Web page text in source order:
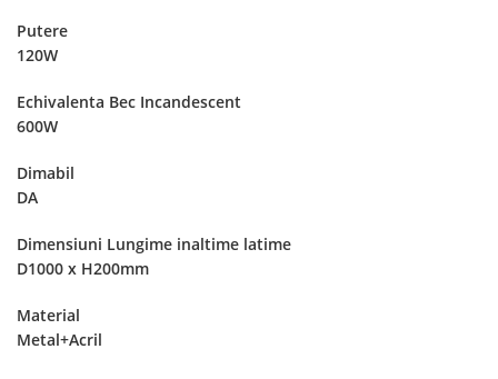
Putere
120W
Echivalenta Bec Incandescent
600W
Dimabil
DA
Dimensiuni Lungime inaltime latime
D1000 x H200mm
Material
Metal+Acril